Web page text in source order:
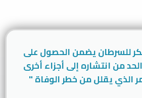
للسرطان يضمن الحصول على
من انتشاره إلى أجزاء أخرى
الذي يقلل من خطر الوفاة "